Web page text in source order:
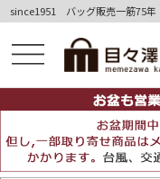
since1951 バッグ販売一筋75年